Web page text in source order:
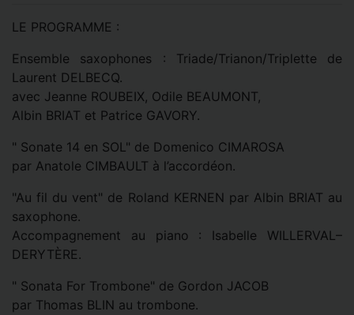
LE PROGRAMME :
Ensemble saxophones : Triade/Trianon/Triplette de
Laurent DELBECQ.
avec Jeanne ROUBEIX, Odile BEAUMONT,
Albin BRIAT et Patrice GAVORY.
" Sonate 14 en SOL" de Domenico CIMAROSA
par Anatole CIMBAULT à l’accordéon.
"Au fil du vent" de Roland KERNEN par Albin BRIAT au
saxophone.
Accompagnement au piano : Isabelle WILLERVAL–
DERYTÈRE.
" Sonata For Trombone" de Gordon JACOB
par Thomas BLIN au trombone.